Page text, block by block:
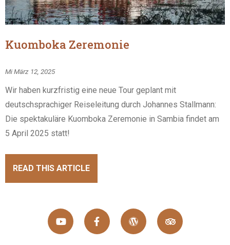
Kuomboka Zeremonie
Mi März 12, 2025
Wir haben kurzfristig eine neue Tour geplant mit
deutschsprachiger Reiseleitung durch Johannes Stallmann:
Die spektakuläre Kuomboka Zeremonie in Sambia findet am
5 April 2025 statt!
READ THIS ARTICLE